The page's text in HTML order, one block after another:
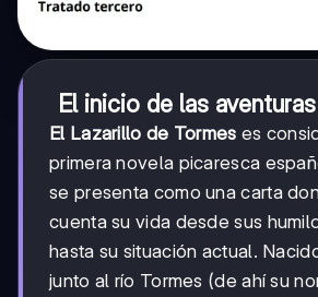
El inicio de las
El Lazarillo de Tormes es
primera novela picaresca
se presenta como una carta
cuenta su vida desde sus
hasta su situación actual.
junto al río Tormes (de ahí su